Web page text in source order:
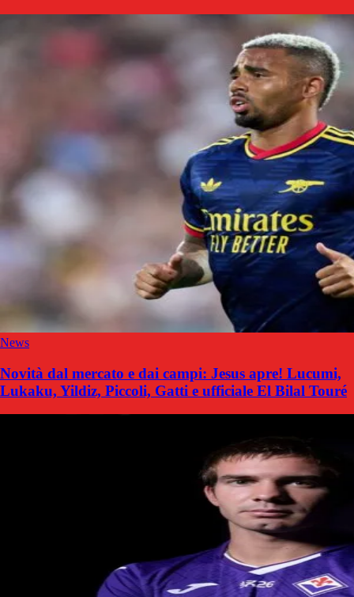
News
Novità dal mercato e dai campi: Jesus apre! Lucumi,
Lukaku, Yildiz, Piccoli, Gatti e ufficiale El Bilal Touré